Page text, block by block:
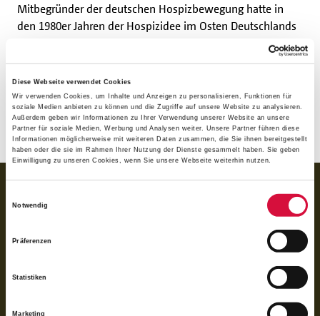
Diese Webseite verwendet Cookies
Wir verwenden Cookies, um Inhalte und Anzeigen zu personalisieren, Funktionen für
soziale Medien anbieten zu können und die Zugriffe auf unsere Website zu analysieren.
Außerdem geben wir Informationen zu Ihrer Verwendung unserer Website an unsere
Partner für soziale Medien, Werbung und Analysen weiter. Unsere Partner führen diese
Informationen möglicherweise mit weiteren Daten zusammen, die Sie ihnen bereitgestellt
haben oder die sie im Rahmen Ihrer Nutzung der Dienste gesammelt haben. Sie geben
Einwilligung zu unseren Cookies, wenn Sie unsere Webseite weiterhin nutzen.
Notwendig
Präferenzen
Statistiken
Marketing
Mitbegründer der deutschen Hospizbewegung hatte in
den 1980er Jahren der Hospizidee im Osten Deutschlands
den Weg bereitet und das Haller Hospiz eingerichtet. Unter
seiner Leitung stand bis zu seinem plötzlichen Tode am 2.
März 2004 auch der ambulante Kinderhospizdienst am
Haller Hospiz.
(kna/nd)
BANKVERBINDUNG